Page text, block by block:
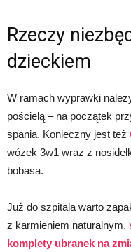
Rzeczy
dzieckiem
W ramach wyprawki
pościelą – na początek
spania. Konieczny jest też
wózek 3w1 wraz z
bobasa.
Już do szpitala warto
z karmieniem naturalnym,
komplety ubranek na